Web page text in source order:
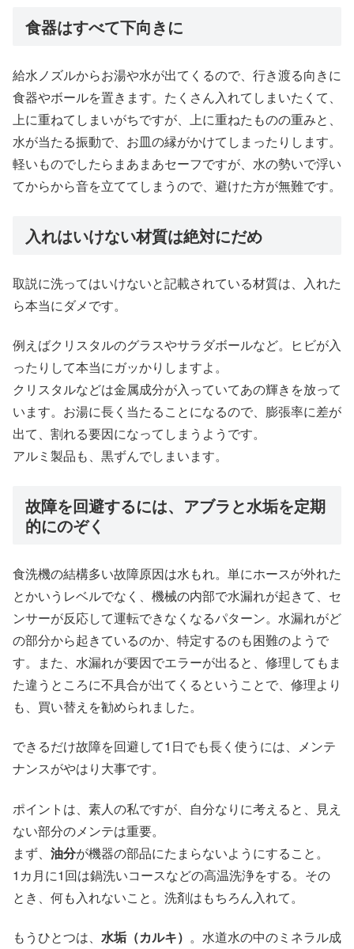
食器はすべて下向きに
給水ノズルからお湯や水が出てくるので、行き渡る向きに
食器やボールを置きます。たくさん入れてしまいたくて、
上に重ねてしまいがちですが、上に重ねたものの重みと、
水が当たる振動で、お皿の縁がかけてしまったりします。
軽いものでしたらまあまあセーフですが、水の勢いで浮い
てからから音を立ててしまうので、避けた方が無難です。
入れはいけない材質は絶対にだめ
取説に洗ってはいけないと記載されている材質は、入れた
ら本当にダメです。
例えばクリスタルのグラスやサラダボールなど。ヒビが入
ったりして本当にガッかりしますよ。
クリスタルなどは金属成分が入っていてあの輝きを放って
います。お湯に長く当たることになるので、膨張率に差が
出て、割れる要因になってしまうようです。
アルミ製品も、黒ずんでしまいます。
故障を回避するには、アブラと水垢を定期
的にのぞく
食洗機の結構多い故障原因は水もれ。単にホースが外れた
とかいうレベルでなく、機械の内部で水漏れが起きて、セ
ンサーが反応して運転できなくなるパターン。水漏れがど
の部分から起きているのか、特定するのも困難のようで
す。また、水漏れが要因でエラーが出ると、修理してもま
た違うところに不具合が出てくるということで、修理より
も、買い替えを勧められました。
できるだけ故障を回避して1日でも長く使うには、メンテ
ナンスがやはり大事です。
ポイントは、素人の私ですが、自分なりに考えると、見え
ない部分のメンテは重要。
まず、 油分が機器の部品にたまらないようにすること。
1カ月に1回は鍋洗いコースなどの高温洗浄をする。その
とき、何も入れないこと。洗剤はもちろん入れて。
もうひとつは、 水垢（カルキ） 。水道水の中のミネラル成